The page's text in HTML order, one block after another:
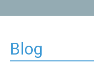
Blog